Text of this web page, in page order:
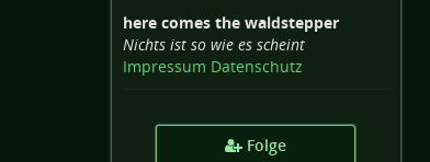
here comes the waldstepper
Nichts ist so wie es scheint
Impressum Datenschutz
Folge